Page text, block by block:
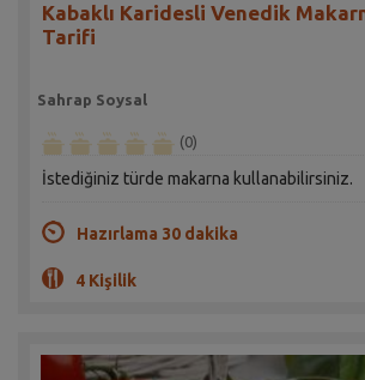
Kabaklı Karidesli Venedik
Tarifi
Sahrap Soysal
(0)
İstediğiniz türde makarna kullanabilirsiniz.
Hazırlama 30 dakika
4 Kişilik